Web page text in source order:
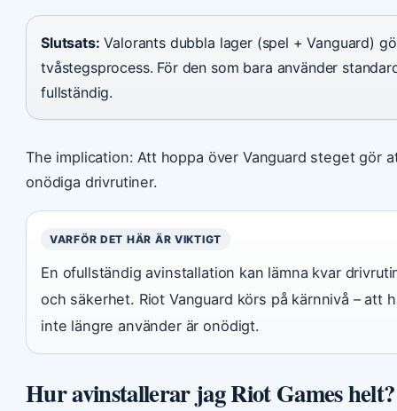
Slutsats: Valorants dubbla lager (spel + Vanguard)
tvåstegsprocess. För den som bara använder
fullständig.
The implication: Att hoppa över Vanguard steget gör
onödiga drivrutiner.
VARFÖR DET HÄR ÄR VIKTIGT
En ofullständig avinstallation kan lämna kvar
och säkerhet. Riot Vanguard körs på kärnnivå – att
inte längre använder är onödigt.
Hur avinstallerar jag Riot Games helt?